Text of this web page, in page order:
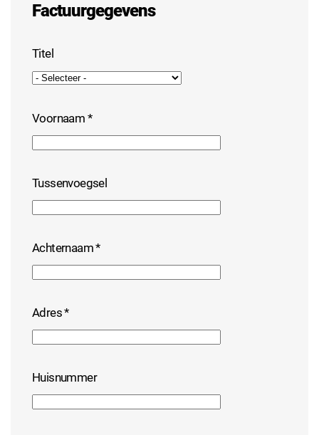
Factuurgegevens
Titel
Voornaam *
Tussenvoegsel
Achternaam*
Adres*
Huisnummer